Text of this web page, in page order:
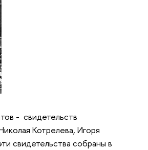
- свидетельств
Котрелева, Игоря
свидетельства собраны в